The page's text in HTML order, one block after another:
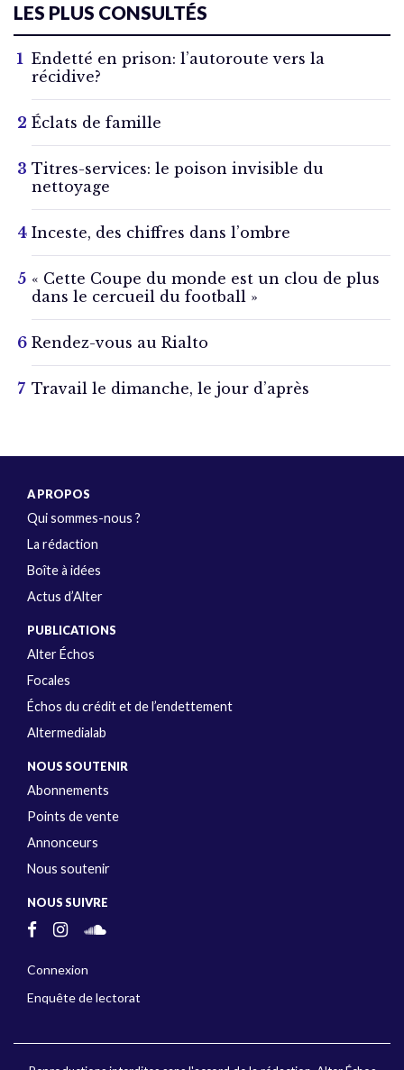
LES PLUS CONSULTÉS
Endetté en prison: l’autoroute vers la
récidive?
Éclats de famille
Titres-services: le poison invisible du
nettoyage
Inceste, des chiffres dans l’ombre
« Cette Coupe du monde est un clou de plus
dans le cercueil du football »
Rendez-vous au Rialto
Travail le dimanche, le jour d’après
A PROPOS
Qui sommes-nous ?
La rédaction
Boîte à idées
Actus d’Alter
PUBLICATIONS
Alter Échos
Focales
Échos du crédit et de l’endettement
Altermedialab
NOUS SOUTENIR
Abonnements
Points de vente
Annonceurs
Nous soutenir
NOUS SUIVRE
Connexion
Enquête de lectorat